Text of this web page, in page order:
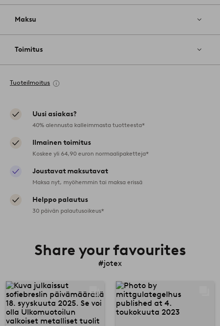
Maksu
Toimitus
Tuoteilmoitus
Uusi asiakas?
40% alennusta kalleimmasta tuotteesta*
Ilmainen toimitus
Koskee yli 64,90 euron normaalipaketteja*
Joustavat maksutavat
Maksa nyt, myöhemmin tai maksa erissä
Helppo palautus
30 päivän palautusoikeus*
Share your favourites
#jotex